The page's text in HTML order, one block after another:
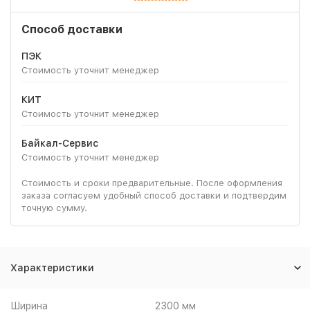
Способ доставки
ПЭК
Стоимость уточнит менеджер
КИТ
Стоимость уточнит менеджер
Байкал-Сервис
Стоимость уточнит менеджер
Стоимость и сроки предварительные. После оформления
заказа согласуем удобный способ доставки и подтвердим
точную сумму.
Характеристики
Ширина 2300 мм